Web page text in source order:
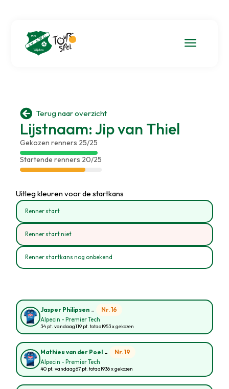
a
 Terug naar overzicht
Lijstnaam: Jip van Thiel
Gekozen renners 25/25
Startende renners 20/25
Uitleg kleuren voor de startkans
Renner start
Renner start niet
Renner startkans nog onbekend
Jasper Philipsen - Nr. 16
Alpecin - Premier Tech
34 pt. vandaag119 pt. totaal953 x gekozen
Mathieu van der Poel - Nr. 19
Alpecin - Premier Tech
40 pt. vandaag67 pt. totaal936 x gekozen